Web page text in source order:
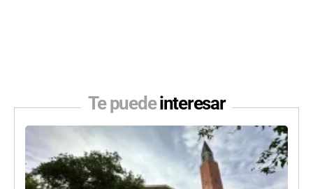
Te puedeinteresar